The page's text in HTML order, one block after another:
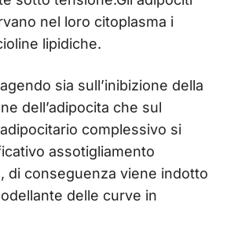
nel loro citoplasma i
lipidiche.
sia sull’inibizione della
dell’adipocita che sul
complessivo si
assotigliamento
di conseguenza viene indotto
delle curve in